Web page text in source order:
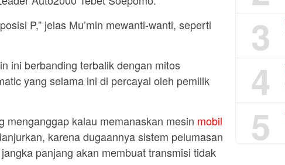
P,” jelas Mu’min mewanti-wanti, seperti
ini berbanding terbalik dengan mitos
yang selama ini di percayai oleh pemilik
menganggap kalau memanaskan mesin mobil
karena dugaannya sistem pelumasan
panjang akan membuat transmisi tidak
3
4
5